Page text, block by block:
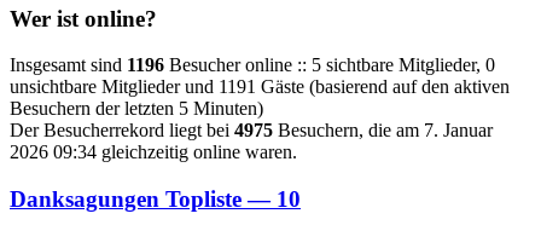
Wer ist online?
Insgesamt sind 1196 Besucher online :: 5 sichtbare Mitglieder, 0
unsichtbare Mitglieder und 1191 Gäste (basierend auf den aktiven
Besuchern der letzten 5 Minuten)
Der Besucherrekord liegt bei 4975 Besuchern, die am 7. Januar
2026 09:34 gleichzeitig online waren.
Danksagungen Topliste — 10